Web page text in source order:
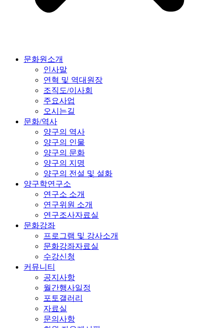
문화원소개
인사말
연혁 및 역대원장
조직도/이사회
주요사업
오시는길
문화/역사
양구의 역사
양구의 인물
양구의 문화
양구의 지명
양구의 전설 및 설화
양구학연구소
연구소 소개
연구위원 소개
연구조사자료실
문화강좌
프로그램 및 강사소개
문화강좌자료실
수강신청
커뮤니티
공지사항
월간행사일정
포토갤러리
자료실
문의사항